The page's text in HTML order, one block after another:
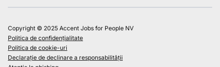
Copyright © 2025 Accent Jobs for People NV
Politica de confidențialitate
Politica de cookie-uri
Declarație de declinare a responsabilității